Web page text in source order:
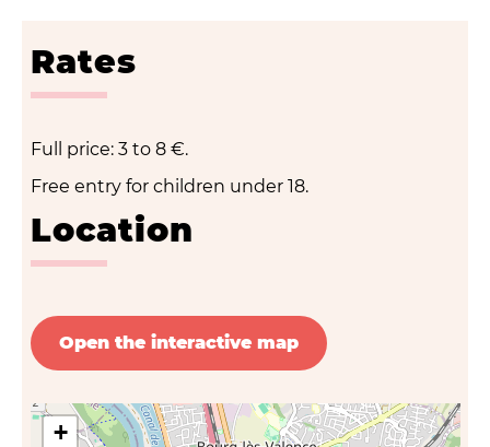
Rates
Full price: 3 to 8 €.
Free entry for children under 18.
Location
Open the interactive map
+